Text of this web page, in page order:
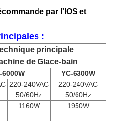
par l'IOS et
:
principale
de Glace-bain
6000W
YC-6300W
220-240VAC
50/60Hz
220-240VAC
50/60Hz
1160W 1950W